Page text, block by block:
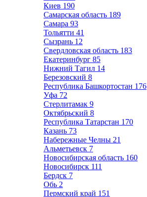
Киев 190
Самарская область 189
Самара 93
Тольятти 41
Сызрань 12
Свердловская область 183
Екатеринбург 85
Нижний Тагил 14
Березовский 8
Республика Башкортостан 176
Уфа 72
Стерлитамак 9
Октябрьский 8
Республика Татарстан 170
Казань 73
Набережные Челны 21
Альметьевск 7
Новосибирская область 160
Новосибирск 111
Бердск 7
Обь 2
Пермский край 151